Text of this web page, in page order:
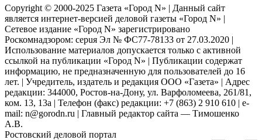
Copyright © 2000-2025 Газета «Город N» | Данный сайт
является интернет-версией деловой газеты «Город N» |
Сетевое издание «Город N» зарегистрировано
Роскомнадзором: серuя Эл № ФС77-78133 от 27.03.2020 |
Использование материалов допускается только с активной
ссылкой на публикации «Город N» | Публикации содержат
информацию, не предназначенную для пользователей до 16
лет. | Учредитель, издатель и редакция ООО «Газета» | Адрес
редакции: 344000, Ростов-на-Дону, ул. Варфоломеева, 261/81,
ком. 13, 13а | Телефон (факс) редакции: +7 (863) 2 910 610 | e-
mail: n@gorodn.ru | Главный редактор сайта — Тимошенко
А.В.
Ростовский деловой портал